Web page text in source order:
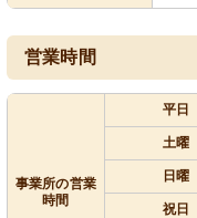
営業時間
事業所の営業
時間
平日
土曜
日曜
祝日